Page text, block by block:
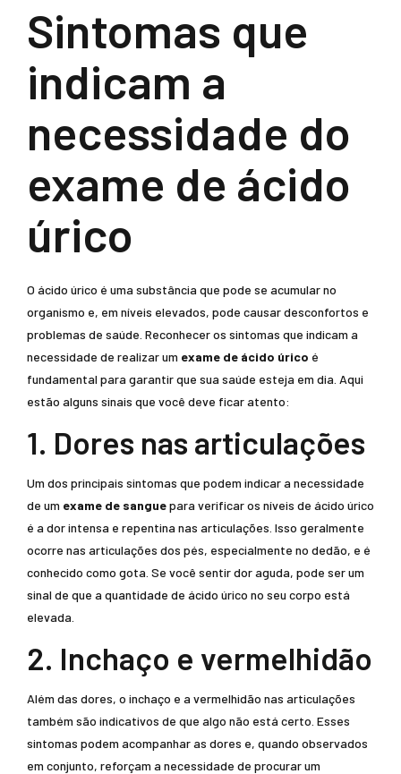
Sintomas que
indicam a
necessidade do
exame de ácido
úrico
O ácido úrico é uma substância que pode se acumular no
organismo e, em níveis elevados, pode causar desconfortos e
problemas de saúde. Reconhecer os sintomas que indicam a
necessidade de realizar um exame de ácido úrico é
fundamental para garantir que sua saúde esteja em dia. Aqui
estão alguns sinais que você deve ficar atento:
1. Dores nas articulações
Um dos principais sintomas que podem indicar a necessidade
de um exame de sanguepara verificar os níveis de ácido úrico
é a dor intensa e repentina nas articulações. Isso geralmente
ocorre nas articulações dos pés, especialmente no dedão, e é
conhecido como gota. Se você sentir dor aguda, pode ser um
sinal de que a quantidade de ácido úrico no seu corpo está
elevada.
2. Inchaço e vermelhidão
Além das dores, o inchaço e a vermelhidão nas articulações
também são indicativos de que algo não está certo. Esses
sintomas podem acompanhar as dores e, quando observados
em conjunto, reforçam a necessidade de procurar um